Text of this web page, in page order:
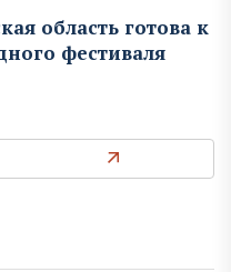
область готова к
фестиваля